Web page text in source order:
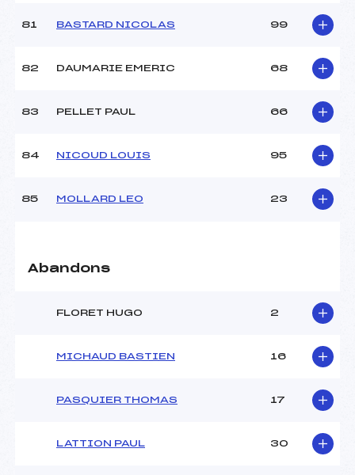
81 BASTARD NICOLAS 99
82 DAUMARIE EMERIC 68
83 PELLET PAUL 66
84 NICOUD LOUIS 95
85 MOLLARD LEO 23
Abandons
FLORET HUGO 2
MICHAUD BASTIEN 16
PASQUIER THOMAS 17
LATTION PAUL 30